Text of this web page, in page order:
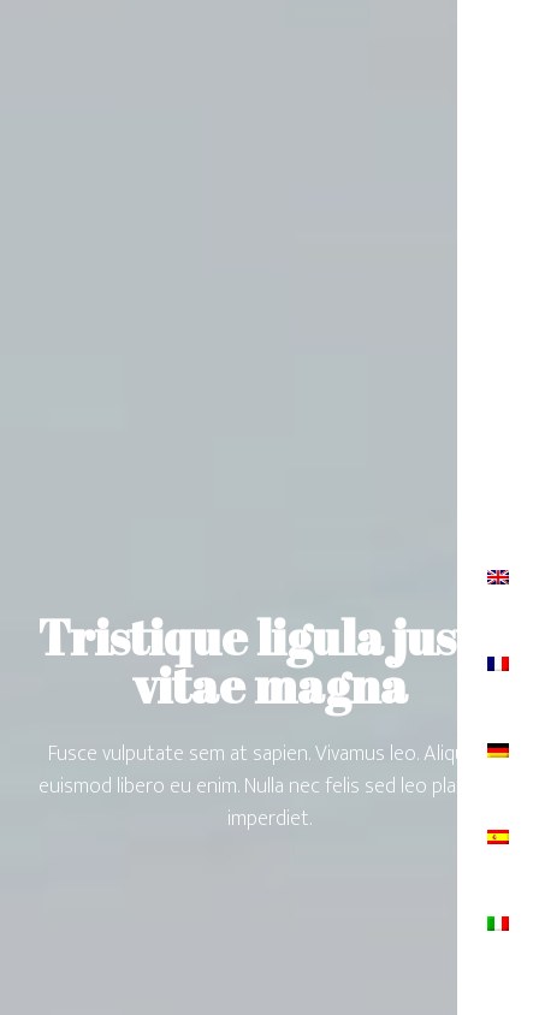
Tristique ligula justo
vitae magna
Fusce vulputate sem at sapien. Vivamus leo. Aliquam
euismod libero eu enim. Nulla nec felis sed leo placerat
imperdiet.